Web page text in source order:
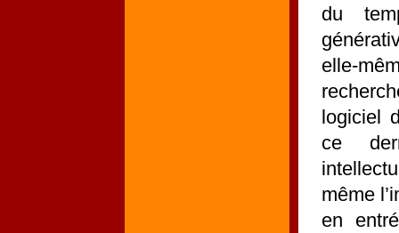
du
elle-
logiciel
ce
même
en